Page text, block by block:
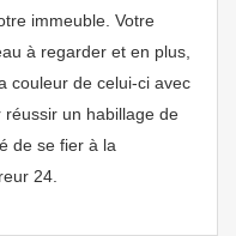
immeuble. Votre
à regarder et en plus,
couleur de celui-ci avec
un habillage de
de se fier à la
24.